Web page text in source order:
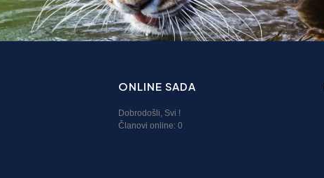
ONLINE SADA
Dobrodošli, Svi !
Članovi online:0